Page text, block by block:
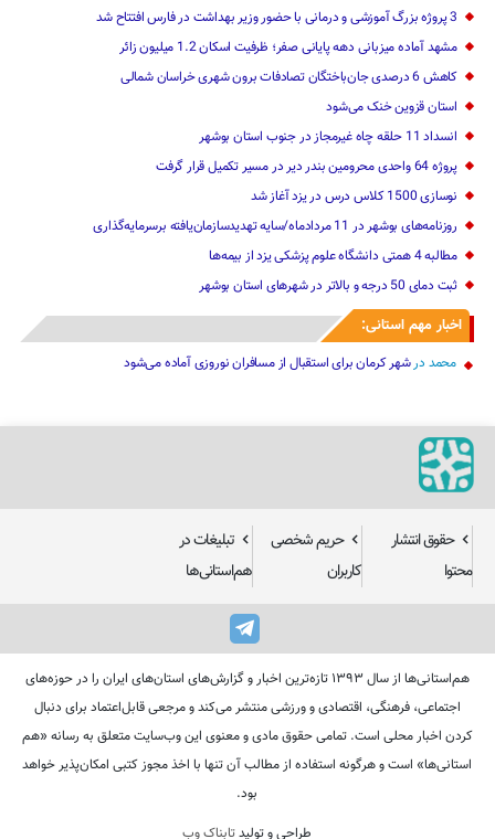
3 پروژه بزرگ آموزشی و درمانی با حضور وزیر بهداشت در فارس افتتاح شد
مشهد آماده میزبانی دهه پایانی صفر؛ ظرفیت اسکان 1.2 میلیون زائر
کاهش 6 درصدی جان‌باختگان تصادفات برون شهری خراسان شمالی
استان قزوین خنک‌ می‌شود
انسداد 11 حلقه چاه غیرمجاز در جنوب استان بوشهر
پروژه 64 واحدی محرومین بندر دیر در مسیر تکمیل قرار گرفت
نوسازی 1500 کلاس درس در یزد آغاز شد
روزنامه‌های بوشهر در 11 مردادماه/سایه تهدیدسازمان‌یافته برسرمایه‌گذاری
مطالبه 4 همتی دانشگاه علوم پزشکی یزد از بیمه‌ها
ثبت دمای 50 درجه و بالاتر در شهرهای استان بوشهر
اخبار مهم استانی:
محمد درشهر کرمان برای استقبال از مسافران نوروزی آماده می‌شود
حقوق انتشار
محتوا
حریم شخصی
کاربران
تبلیغات در
هم‌استانی‌ها
هم‌استانی‌ها از سال ۱۳۹۳ تازه‌ترین اخبار و گزارش‌های استان‌های ایران را در حوزه‌های
اجتماعی، فرهنگی، اقتصادی و ورزشی منتشر می‌کند و مرجعی قابل‌اعتماد برای دنبال
کردن اخبار محلی است. تمامی حقوق مادی و معنوی این وب‌سایت متعلق به رسانه «هم
استانی‌ها» است و هرگونه استفاده از مطالب آن تنها با اخذ مجوز کتبی امکان‌پذیر خواهد
بود.
طراحی و تولیدتابناک وب